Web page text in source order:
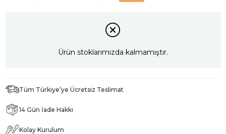
Ürün stoklarımızda kalmamıştır.
Tüm Türkiye’ye Ücretsiz Teslimat
14 Gün İade Hakkı
Kolay Kurulum